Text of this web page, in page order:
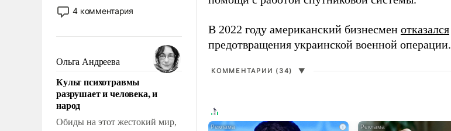
применение которых уже
стало обыденностью. Задача по
сложна и амбициозна. Однако
и ее реализация радикально
поднимет наши боевые
возможности.
4 комментария
Ольга Андреева
Культ психотравмы
разрушает и человека, и
народ
Обиды на этот жестокий мир,
В 2022 году американский бизнесмен отказался
предотвращения украинской военной операции.
КОММЕНТАРИИ (34) ▼
i